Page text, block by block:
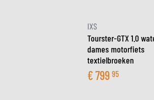
IXS
Tourster-GTX 1.0
dames motorfiets
textielbroeken
€799 95